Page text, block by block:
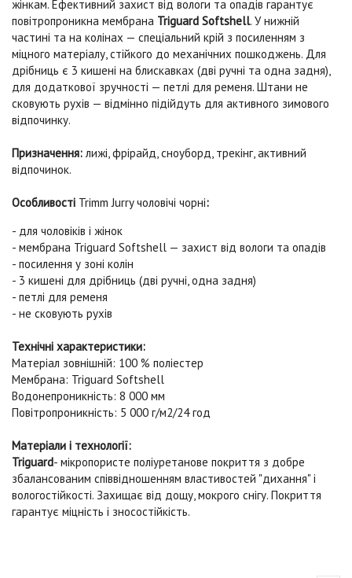
жінкам. Ефективний захист від вологи та опадів гарантує
повітропроникна мембрана Triguard Softshell. У нижній
частині та на колінах — спеціальний крій з посиленням з
міцного матеріалу, стійкого до механічних пошкоджень. Для
дрібниць є 3 кишені на блискавках (дві ручні та одна задня),
для додаткової зручності — петлі для ременя. Штани не
сковують рухів — відмінно підійдуть для активного зимового
відпочинку.
Призначення: лижі, фрірайд, сноуборд, трекінг, активний
відпочинок.
Особливості Trimm Jurry чоловічі чорні:
- для чоловіків і жінок
- мембрана Triguard Softshell — захист від вологи та опадів
- посилення у зоні колін
- 3 кишені для дрібниць (дві ручні, одна задня)
- петлі для ременя
- не сковують рухів
Технічні характеристики:
Матеріал зовнішній: 100 % поліестер
Мембрана: Triguard Softshell
Водонепроникність: 8 000 мм
Повітропроникність: 5 000 г/м2/24 год
Матеріали і технології:
Triguard- мікропористе поліуретанове покриття з добре
збалансованим співвідношенням властивостей "дихання" і
вологостійкості. Захищає від дощу, мокрого снігу. Покриття
гарантує міцність і зносостійкість.